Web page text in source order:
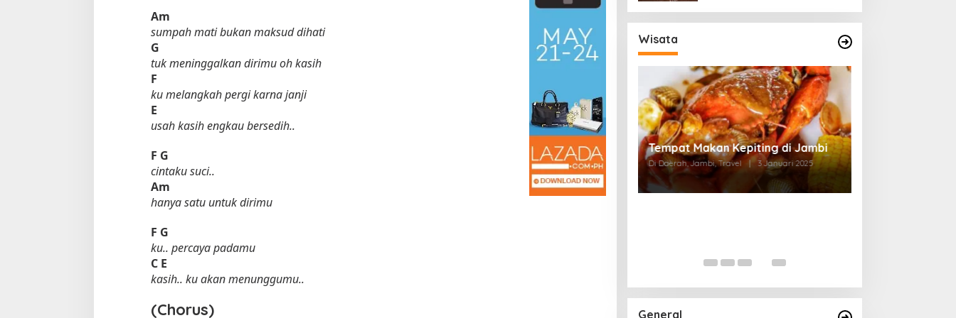
Am
sumpah mati bukan maksud dihati
G
tuk meninggalkan dirimu oh kasih
F
ku melangkah pergi karna janji
E
usah kasih engkau bersedih..
F G
cintaku suci..
Am
hanya satu untuk dirimu
F G
ku.. percaya padamu
C E
kasih.. ku akan menunggumu..
(Chorus)
Wisata
3 Januari 2025
Tempat Makan Kepiting di Jambi
| 3 Januari 2025
Tempat Makan di Thehok Jambi
Di Daerah, Jambi, Travel | 3 Januari 2025
General